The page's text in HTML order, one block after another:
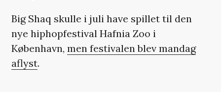
Big Shaq skulle i juli have spillet til den
nye hiphopfestival Hafnia Zoo i
København, men festivalen blev mandag
aflyst.